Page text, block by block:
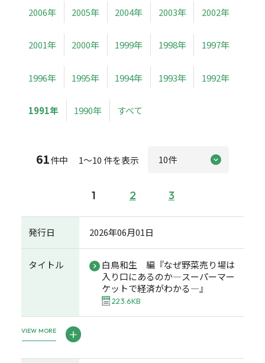
2006年 2005年 2004年 2003年 2002年
2001年 2000年 1999年 1998年 1997年
1996年 1995年 1994年 1993年 1992年
1991年 1990年 すべて
61件中 1～10 件を表示
1 2 3
発行日 2026年06月01日
タイトル
白鳥和生 編『なぜ野菜売り場は
入り口にあるのか―スーパーマー
ケットで経済がわかる―』
223.6KB
VIEW MORE